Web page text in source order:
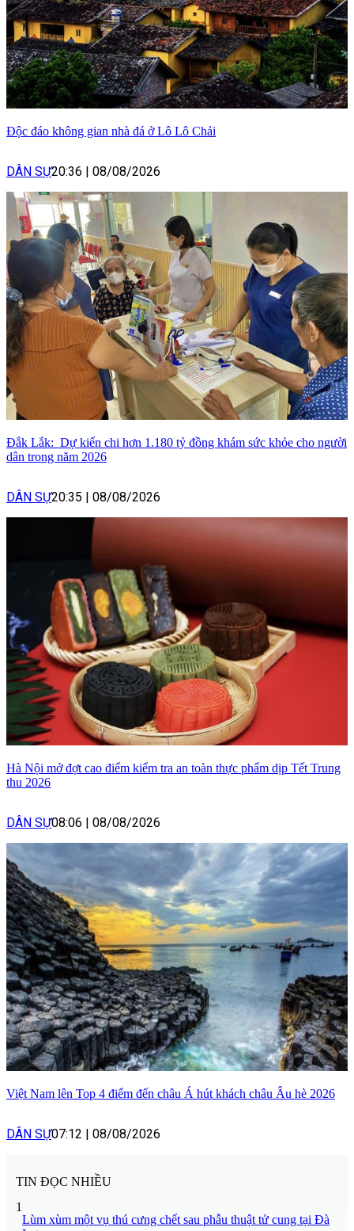
Độc đáo không gian nhà đá ở Lô Lô Chải
DÂN SỰ20:36 | 08/08/2026
Đắk Lắk: Dự kiến chi hơn 1.180 tỷ đồng khám sức khỏe cho người
dân trong năm 2026
DÂN SỰ20:35 | 08/08/2026
Hà Nội mở đợt cao điểm kiểm tra an toàn thực phẩm dịp Tết Trung
thu 2026
DÂN SỰ08:06 | 08/08/2026
Việt Nam lên Top 4 điểm đến châu Á hút khách châu Âu hè 2026
DÂN SỰ07:12 | 08/08/2026
TIN ĐỌC NHIỀU
1
Lùm xùm một vụ thú cưng chết sau phẫu thuật tử cung tại Đà